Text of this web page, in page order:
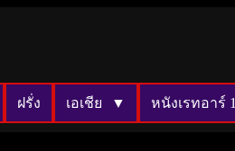
ฝรั่ง เอเชีย หนังเรทอาร์